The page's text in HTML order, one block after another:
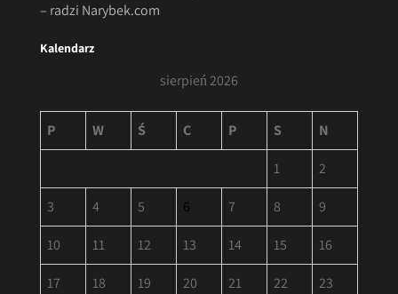
– radzi Narybek.com
Kalendarz
sierpień 2026
P W Ś C P S N
1 2
3 4 5 6 7 8 9
10 11 12 13 14 15 16
17 18 19 20 21 22 23